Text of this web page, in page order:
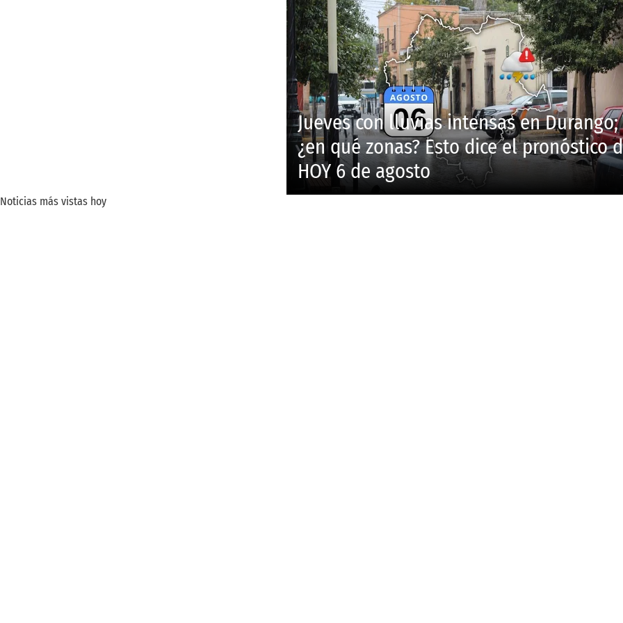
Jueves con lluvias intensas en Durango;
¿en qué zonas? Esto dice el pronóstico
HOY 6 de agosto
Noticias más vistas hoy